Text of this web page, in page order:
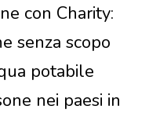
con Charity:
senza scopo
potabile
nei paesi in